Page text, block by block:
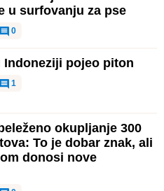
u surfovanju za pse
0
Indoneziji pojeo piton
1
okupljanje 300
To je dobar znak, ali
donosi nove